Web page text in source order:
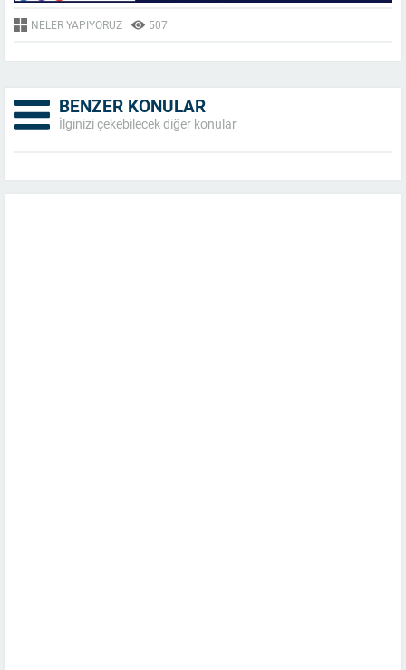
NELER YAPIYORUZ 507
BENZER KONULAR
İlginizi çekebilecek diğer konular